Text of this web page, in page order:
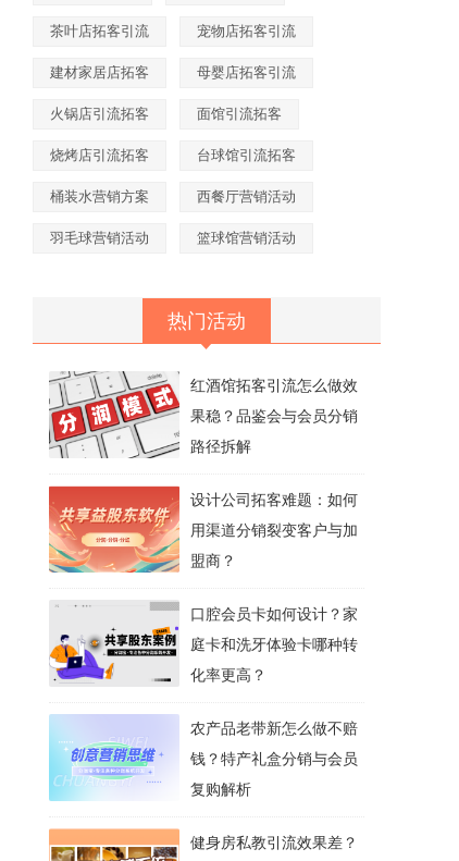
茶叶店拓客引流 宠物店拓客引流
建材家居店拓客 母婴店拓客引流
火锅店引流拓客 面馆引流拓客
烧烤店引流拓客 台球馆引流拓客
桶装水营销方案 西餐厅营销活动
羽毛球营销活动 篮球馆营销活动
热门活动
红酒馆拓客引流怎么做效
果稳？品鉴会与会员分销
路径拆解
设计公司拓客难题：如何
用渠道分销裂变客户与加
盟商？
口腔会员卡如何设计？家
庭卡和洗牙体验卡哪种转
化率更高？
农产品老带新怎么做不赔
钱？特产礼盒分销与会员
复购解析
健身房私教引流效果差？